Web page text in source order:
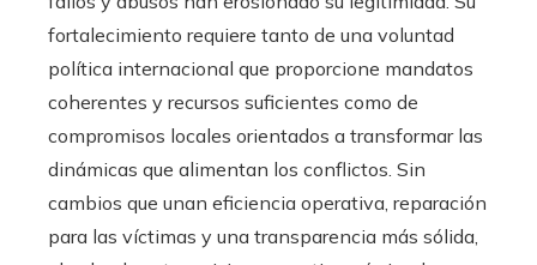
fortalecimiento requiere tanto de una voluntad
política internacional que proporcione mandatos
coherentes y recursos suficientes como de
compromisos locales orientados a transformar las
dinámicas que alimentan los conflictos. Sin
cambios que unan eficiencia operativa, reparación
para las víctimas y una transparencia más sólida,